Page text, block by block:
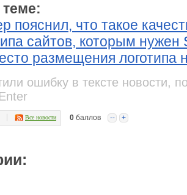
пояснил, что такое
сайтов, которым нужен
размещения логотипа
ошибку в тексте новости,
Все новости 0 баллов -- +